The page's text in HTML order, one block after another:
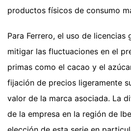
productos físicos de consumo
Para Ferrero, el uso de licencias
mitigar las fluctuaciones en el
primas como el cacao y el
fijación de precios ligeramente
valor de la marca asociada. La
de la empresa en la región de